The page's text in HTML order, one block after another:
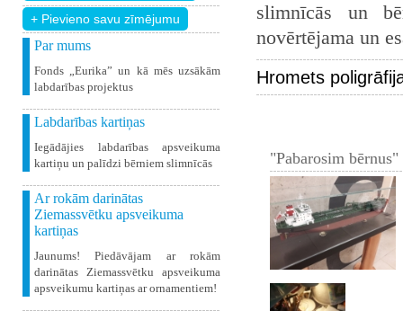
+ Pievieno savu zīmējumu
Par mums
Fonds „Eurika” un kā mēs uzsākām
labdarības projektus
Labdarības kartiņas
Iegādājies labdarības apsveikuma
kartiņu un palīdzi bērniem slimnīcās
Ar rokām darinātas
Ziemassvētku apsveikuma
kartiņas
Jaunums! Piedāvājam ar rokām
darinātas Ziemassvētku apsveikuma
apsveikumu kartiņas ar ornamentiem!
slimnīcās un
novērtējama un
Hromets
"Pabarosim